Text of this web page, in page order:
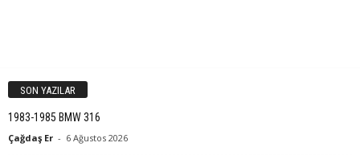
SON YAZILAR
1983-1985 BMW 316
Çağdaş Er - 6 Ağustos 2026